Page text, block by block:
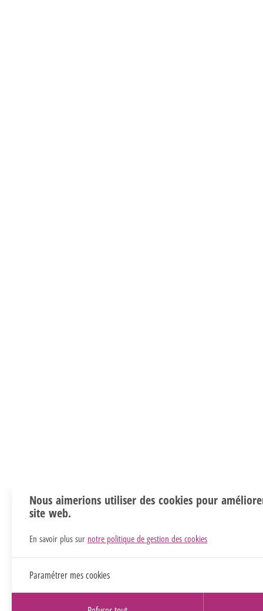
Nous aimerions utiliser des cookies pour
site web.
En savoir plus sur notre politique de gestion des cookies
Paramétrer mes cookies